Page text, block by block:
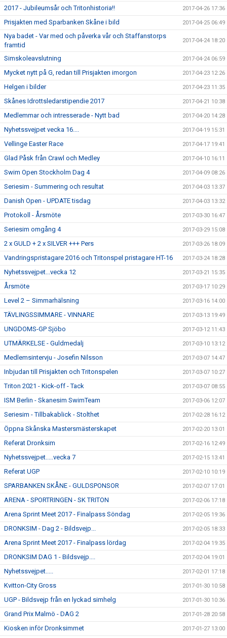
2017 - Jubileumsår och Tritonhistoria!! 2017-04-26 17:36
Prisjakten med Sparbanken Skåne i bild 2017-04-25 06:49
Nya badet - Var med och påverka vår och Staffanstorps
framtid
2017-04-24 18:20
Simskoleavslutning 2017-04-24 06:59
Mycket nytt på G, redan till Prisjakten imorgon 2017-04-23 12:26
Helgen i bilder 2017-04-23 11:35
Skånes Idrottsledarstipendie 2017 2017-04-21 10:38
Medlemmar och intresserade - Nytt bad 2017-04-20 14:28
Nyhetssvejpet vecka 16.... 2017-04-19 15:31
Vellinge Easter Race 2017-04-17 19:41
Glad Påsk från Crawl och Medley 2017-04-10 16:11
Swim Open Stockholm Dag 4 2017-04-09 08:26
Seriesim - Summering och resultat 2017-04-03 13:37
Danish Open - UPDATE tisdag 2017-04-03 13:32
Protokoll - Årsmöte 2017-03-30 16:47
Seriesim omgång 4 2017-03-29 15:08
2 x GULD + 2 x SILVER +++ Pers 2017-03-26 18:09
Vandringspristagare 2016 och Tritonspel pristagare HT-16 2017-03-24 18:28
Nyhetssvejpet...vecka 12 2017-03-21 15:35
Årsmöte 2017-03-17 10:29
Level 2 – Simmarhälsning 2017-03-16 14:00
TÄVLINGSSIMMARE - VINNARE 2017-03-13 19:49
UNGDOMS-GP Sjöbo 2017-03-12 11:43
UTMÄRKELSE - Guldmedalj 2017-03-10 13:12
Medlemsintervju - Josefin Nilsson 2017-03-07 14:47
Inbjudan till Prisjakten och Tritonspelen 2017-03-07 10:27
Triton 2021 - Kick-off - Tack 2017-03-07 08:55
ISM Berlin - Skanesim SwimTeam 2017-03-06 12:07
Seriesim - Tillbakablick - Stolthet 2017-02-28 16:12
Öppna Skånska Mastersmästerskapet 2017-02-20 13:01
Referat Dronksim 2017-02-16 12:49
Nyhetssvejpet.....vecka 7 2017-02-15 13:41
Referat UGP 2017-02-10 10:19
SPARBANKEN SKÅNE - GULDSPONSOR 2017-02-07 17:01
ARENA - SPORTRINGEN - SK TRITON 2017-02-06 17:18
Arena Sprint Meet 2017 - Finalpass Söndag 2017-02-05 19:36
DRONKSIM - Dag 2 - Bildsvejp... 2017-02-05 18:33
Arena Sprint Meet 2017 - Finalpass lördag 2017-02-04 19:35
DRONKSIM DAG 1 - Bildsvejp.... 2017-02-04 19:01
Nyhetssvejpet..... 2017-02-01 17:18
Kvitton-City Gross 2017-01-30 10:58
UGP - Bildsvejp från en lyckad simhelg 2017-01-30 10:36
Grand Prix Malmö - DAG 2 2017-01-28 20:58
Kiosken inför Dronksimmet 2017-01-27 13:00